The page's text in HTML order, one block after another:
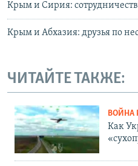
Крым и Сирия:
Крым и Абхазия: друзья по
ЧИТАЙТЕ ТАКЖЕ:
ВОЙНА
Как